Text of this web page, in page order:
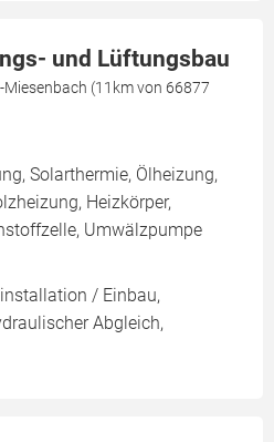
und Lüftungsbau
(11km von 66877
Solarthermie, Ölheizung,
Heizkörper,
Umwälzpumpe
/ Einbau,
Abgleich,